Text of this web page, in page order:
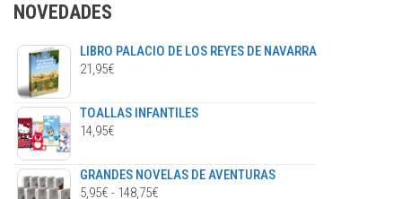
NOVEDADES
LIBRO PALACIO DE LOS REYES DE NAVARRA
21,95€
TOALLAS INFANTILES
14,95€
GRANDES NOVELAS DE AVENTURAS
5,95€ - 148,75€